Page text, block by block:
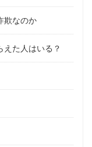
欺なのか
えた人はいる？